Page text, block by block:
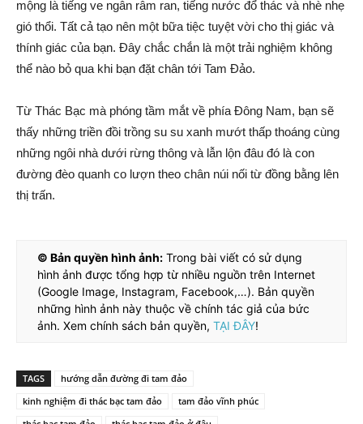
mộng là tiếng ve ngân râm ran, tiếng nước đổ thác và nhè nhẹ
gió thổi. Tất cả tạo nên một bữa tiệc tuyệt vời cho thị giác và
thính giác của bạn. Đây chắc chắn là một trải nghiệm không
thể nào bỏ qua khi bạn đặt chân tới Tam Đảo.
Từ Thác Bạc mà phóng tầm mắt về phía Đông Nam, bạn sẽ
thấy những triền đồi trồng su su xanh mướt thấp thoáng cùng
những ngôi nhà dưới rừng thông và lẫn lộn đâu đó là con
đường đèo quanh co lượn theo chân núi nối từ đồng bằng lên
thị trấn.
© Bản quyền hình ảnh: Trong bài viết có sử dụng
hình ảnh được tổng hợp từ nhiều nguồn trên Internet
(Google Image, Instagram, Facebook,…). Bản quyền
những hình ảnh này thuộc về chính tác giả của bức
ảnh. Xem chính sách bản quyền, TẠI ĐÂY!
TAGS
hướng dẫn đường đi tam đảo
kinh nghiệm đi thác bạc tam đảo
tam đảo vĩnh phúc